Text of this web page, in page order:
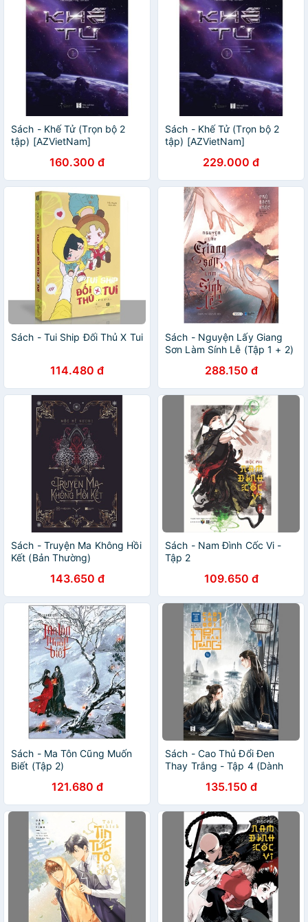
Sách - Khế Tử (Trọn bộ 2
tập) [AZVietNam]
160.300 đ
Sách - Khế Tử (Trọn bộ 2
tập) [AZVietNam]
229.000 đ
Sách - Tui Ship Đối Thủ X Tui
114.480 đ
Sách - Nguyện Lấy Giang
Sơn Làm Sính Lễ (Tập 1 + 2)
288.150 đ
Sách - Truyện Ma Không Hồi
Kết (Bản Thường)
143.650 đ
Sách - Nam Đình Cốc Vi -
Tập 2
109.650 đ
Sách - Ma Tôn Cũng Muốn
Biết (Tập 2)
121.680 đ
Sách - Cao Thủ Đổi Đen
Thay Trắng - Tập 4 (Dành
135.150 đ